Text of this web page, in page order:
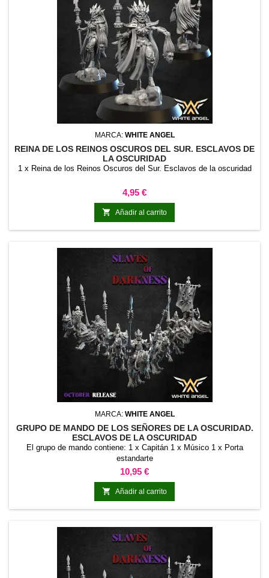
MARCA: WHITE ANGEL
REINA DE LOS REINOS OSCUROS DEL SUR. ESCLAVOS DE
LA OSCURIDAD
1 x Reina de los Reinos Oscuros del Sur. Esclavos de la oscuridad
Precio
4,95 €
 Añadir al carrito
MARCA: WHITE ANGEL
GRUPO DE MANDO DE LOS SEÑORES DE LA OSCURIDAD.
ESCLAVOS DE LA OSCURIDAD
El grupo de mando contiene: 1 x Capitán 1 x Músico 1 x Porta
estandarte
Precio
10,95 €
 Añadir al carrito